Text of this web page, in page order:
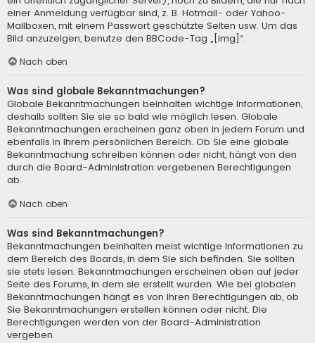
einer Anmeldung verfügbar sind, z. B. Hotmail- oder Yahoo-
Mailboxen, mit einem Passwort geschützte Seiten usw. Um das
Bild anzuzeigen, benutze den BBCode-Tag „[img]“.
Nach oben
Was sind globale Bekanntmachungen?
Globale Bekanntmachungen beinhalten wichtige Informationen,
deshalb sollten Sie sie so bald wie möglich lesen. Globale
Bekanntmachungen erscheinen ganz oben in jedem Forum und
ebenfalls in Ihrem persönlichen Bereich. Ob Sie eine globale
Bekanntmachung schreiben können oder nicht, hängt von den
durch die Board-Administration vergebenen Berechtigungen
ab.
Nach oben
Was sind Bekanntmachungen?
Bekanntmachungen beinhalten meist wichtige Informationen zu
dem Bereich des Boards, in dem Sie sich befinden. Sie sollten
sie stets lesen. Bekanntmachungen erscheinen oben auf jeder
Seite des Forums, in dem sie erstellt wurden. Wie bei globalen
Bekanntmachungen hängt es von Ihren Berechtigungen ab, ob
Sie Bekanntmachungen erstellen können oder nicht. Die
Berechtigungen werden von der Board-Administration
vergeben.